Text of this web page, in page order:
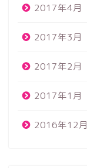
2017年4月
2017年3月
2017年2月
2017年1月
2016年12月